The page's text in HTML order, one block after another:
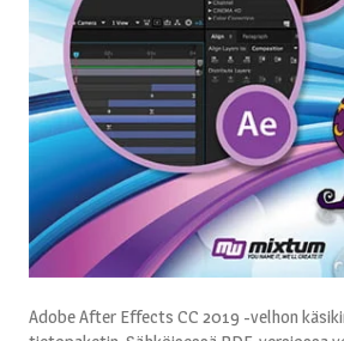
Adobe After Effects CC 2019 -velhon